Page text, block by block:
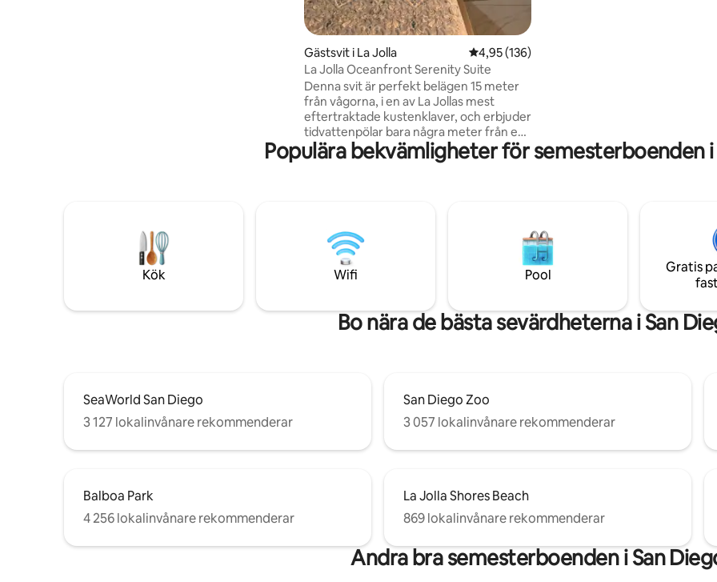
Gästsvit i La Jolla 4,95 av 5 i genomsnittligt betyg, 136
4,95 (136)
La Jolla Oceanfront Serenity Suite
Denna svit är perfekt belägen 15 meter
från vågorna, i en av La Jollas mest
eftertraktade kustenklaver, och erbjuder
tidvattenpölar bara några meter från en
150 kvadratmeter stor uteplats och spa,
med en liten 22 kvadratmeter stor
kaffesump. Tillgång till stenstrand från
parken intill, sandstrand i närheten,
hägrar och pelikaner flyger över.
Espressomaskin och mikrovågsugn,
grundpriset, men kan läggas
extra avgift!
Populära bekvämligheter för semesterboenden i
Kök Wifi Pool
Gratis
Bo nära de bästa sevärdheterna i San
SeaWorld San Diego
3 127 lokalinvånare rekommenderar
San Diego Zoo
3 057 lokalinvånare rekommenderar
Balboa Park
4 256 lokalinvånare rekommenderar
La Jolla Shores Beach
869 lokalinvånare rekommenderar
Andra bra semesterboenden i San